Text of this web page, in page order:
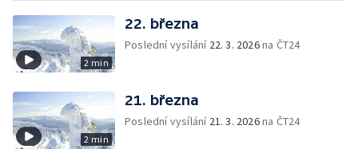
2 min
22. března
Poslední vysílání 22. 3. 2026na ČT24
2 min
21. března
Poslední vysílání 21. 3. 2026na ČT24